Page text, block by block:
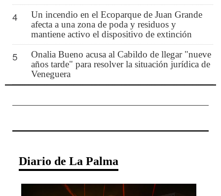
4
Un incendio en el Ecoparque de Juan Grande
afecta a una zona de poda y residuos y
mantiene activo el dispositivo de extinción
5
Onalia Bueno acusa al Cabildo de llegar "nueve
años tarde" para resolver la situación jurídica de
Veneguera
Diario de La Palma